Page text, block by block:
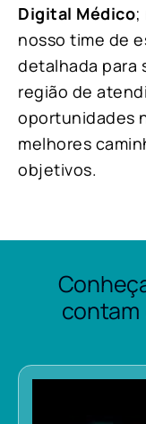
Digital Médico;
nosso time de
detalhada para
região de
oportunidades
melhores
objetivos.
contam